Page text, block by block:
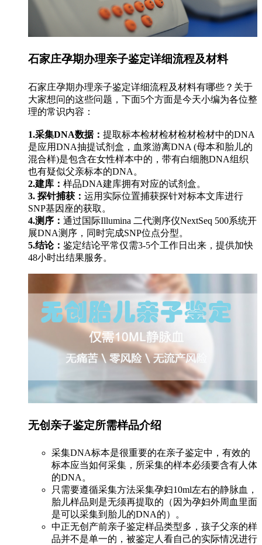
石家庄孕期办理亲子鉴定详细流程及材料
石家庄孕期办理亲子鉴定详细流程及材料有哪些？关于
大家想问的这些问题，下面5个方面是今天小编为各位整
理的常识内容：
1.采集DNA数据： 提取标本检材检材检材检材中的DNA
是应用DNA抽提试剂盒，血浆游离DNA (母本和胎儿的
混合样)是包含在女性样本中的，带有白细胞DNA组织
也有疑似父亲标本的DNA。
2.建库： 样品DNA建库拥有对应的试剂盒。
3. 探针捕获： 运用实际位置捕获探针对标本文库进行
SNP基因座的获取。
4.测序： 通过国际Illumina 二代测序仪NextSeq 500系统开
展DNA测序，同时完成SNP位点分型。
5.结论： 鉴定结论平常仅需3-5个工作日出来，提供加快
48小时出结果服务。
无创亲子鉴定所需样品介绍
采集DNA标本是很重要的在亲子鉴定中，有效的
标本应当如何采集，所采集的样本必须要含有人体
的DNA。
只需要遵循采集方法采集孕妇10ml左右的静脉血，
胎儿样品则是无须再提取的（因为孕妇外周血里面
是可以采集到胎儿的DNA的）。
中正无创产前亲子鉴定样品类型多，孩子父亲的样
品并不是单一的，被鉴定人看自己的实际情况进行